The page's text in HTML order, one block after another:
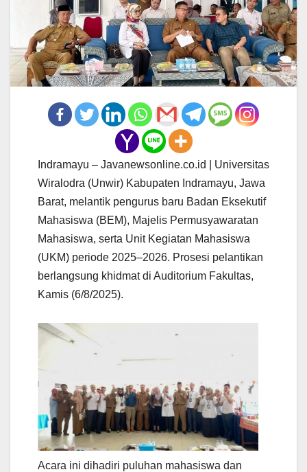
Indramayu – Javanewsonline.co.id | Universitas
Wiralodra (Unwir) Kabupaten Indramayu, Jawa
Barat, melantik pengurus baru Badan Eksekutif
Mahasiswa (BEM), Majelis Permusyawaratan
Mahasiswa, serta Unit Kegiatan Mahasiswa
(UKM) periode 2025–2026. Prosesi pelantikan
berlangsung khidmat di Auditorium Fakultas,
Kamis (6/8/2025).
Acara ini dihadiri puluhan mahasiswa dan